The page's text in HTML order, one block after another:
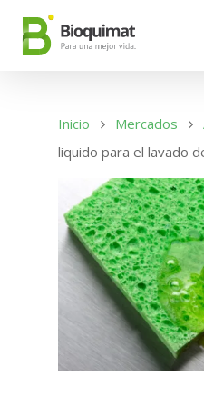
Inicio Mercados
liquido para el lavado